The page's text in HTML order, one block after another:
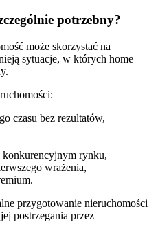
potrzebny?
może skorzystać na
sytuacje, w których home
czasu bez rezultatów,
konkurencyjnym rynku,
wrażenia,
przygotowanie nieruchomości
postrzegania przez